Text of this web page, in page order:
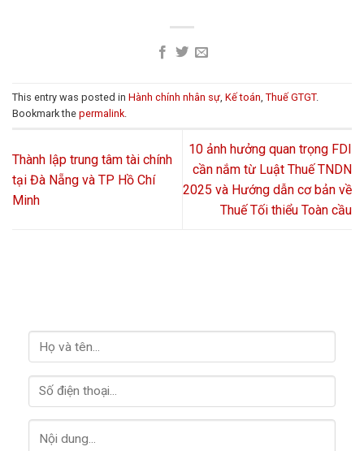
This entry was posted in Hành chính nhân sự Kế toán Thuế GTGT.
Bookmark the permalink
Thành lập trung tâm tài chính
tại Đà Nẵng và TP Hồ Chí
Minh
10 ảnh hưởng quan trọng FDI
cần nắm từ Luật Thuế TNDN
2025 và Hướng dẫn cơ bản về
Thuế Tối thiểu Toàn cầu